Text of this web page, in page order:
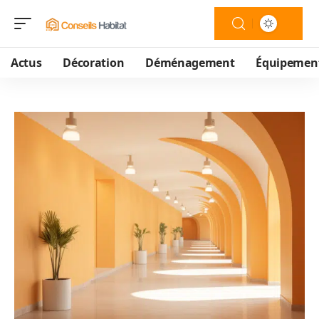
Actus Décoration Déménagement